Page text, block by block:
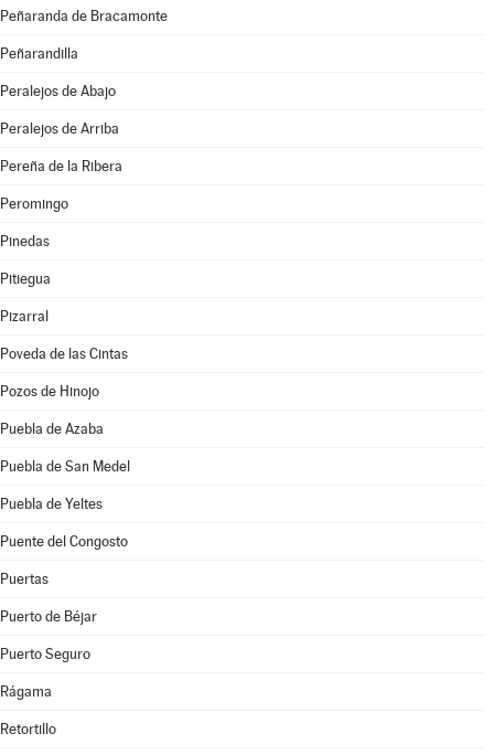
Peñaranda de Bracamonte
Peñarandilla
Peralejos de Abajo
Peralejos de Arriba
Pereña de la Ribera
Peromingo
Pinedas
Pitiegua
Pizarral
Poveda de las Cintas
Pozos de Hinojo
Puebla de Azaba
Puebla de San Medel
Puebla de Yeltes
Puente del Congosto
Puertas
Puerto de Béjar
Puerto Seguro
Rágama
Retortillo